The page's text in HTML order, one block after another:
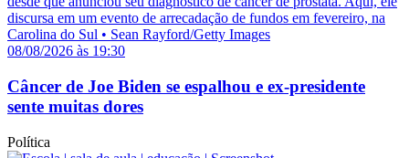
08/08/2026 às 19:30
Câncer de Joe Biden se espalhou e ex-presidente
sente muitas dores
Política